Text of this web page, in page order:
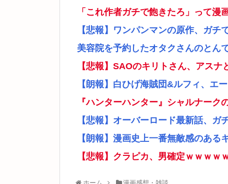
「これ作者ガチで飽きたろ」って漫
【悲報】ワンパンマンの原作、ガチ
美容院を予約したオタクさんのとん
【悲報】SAOのキリトさん、アス
【朗報】白ひげ海賊団&ルフィ、エ
『ハンターハンター』シャルナー
【悲報】オーバーロード最新話、
【朗報】漫画史上一番無敵感のあ
【悲報】クラピカ、男確定ｗｗｗｗ